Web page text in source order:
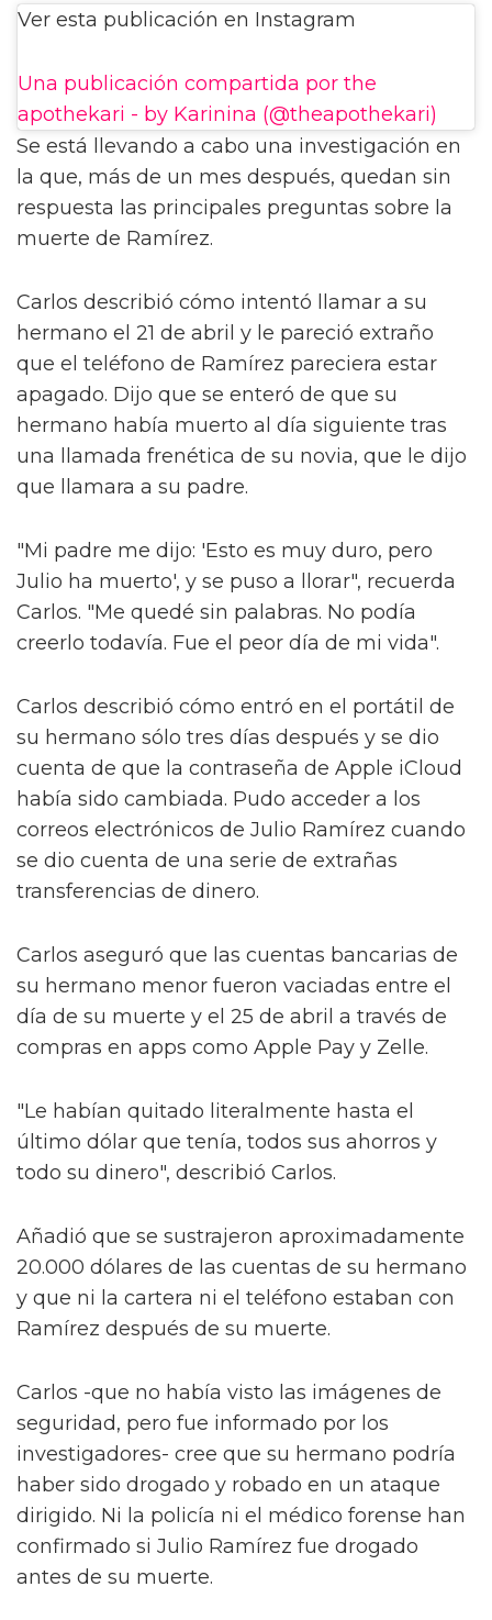
Ver esta publicación en Instagram
Una publicación compartida por the
apothekari - by Karinina (@theapothekari)
Se está llevando a cabo una investigación en
la que, más de un mes después, quedan sin
respuesta las principales preguntas sobre la
muerte de Ramírez.
Carlos describió cómo intentó llamar a su
hermano el 21 de abril y le pareció extraño
que el teléfono de Ramírez pareciera estar
apagado. Dijo que se enteró de que su
hermano había muerto al día siguiente tras
una llamada frenética de su novia, que le dijo
que llamara a su padre.
"Mi padre me dijo: 'Esto es muy duro, pero
Julio ha muerto', y se puso a llorar", recuerda
Carlos. "Me quedé sin palabras. No podía
creerlo todavía. Fue el peor día de mi vida".
Carlos describió cómo entró en el portátil de
su hermano sólo tres días después y se dio
cuenta de que la contraseña de Apple iCloud
había sido cambiada. Pudo acceder a los
correos electrónicos de Julio Ramírez cuando
se dio cuenta de una serie de extrañas
transferencias de dinero.
Carlos aseguró que las cuentas bancarias de
su hermano menor fueron vaciadas entre el
día de su muerte y el 25 de abril a través de
compras en apps como Apple Pay y Zelle.
"Le habían quitado literalmente hasta el
último dólar que tenía, todos sus ahorros y
todo su dinero", describió Carlos.
Añadió que se sustrajeron aproximadamente
20.000 dólares de las cuentas de su hermano
y que ni la cartera ni el teléfono estaban con
Ramírez después de su muerte.
Carlos -que no había visto las imágenes de
seguridad, pero fue informado por los
investigadores- cree que su hermano podría
haber sido drogado y robado en un ataque
dirigido. Ni la policía ni el médico forense han
confirmado si Julio Ramírez fue drogado
antes de su muerte.